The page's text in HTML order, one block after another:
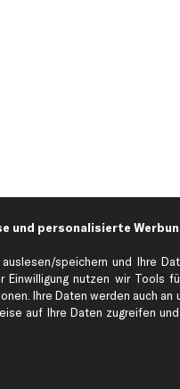
Hilfe &
und personalisierte
speichern und Ihre
nutzen wir Tools
Ihre Daten werden auch
auf Ihre Daten zugreifen